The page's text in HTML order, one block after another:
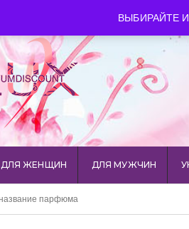
ВЫБИРАЙТЕ
+7 903 544 11 18 г.
ДЛЯ ЖЕНЩИН ДЛЯ МУЖЧИН